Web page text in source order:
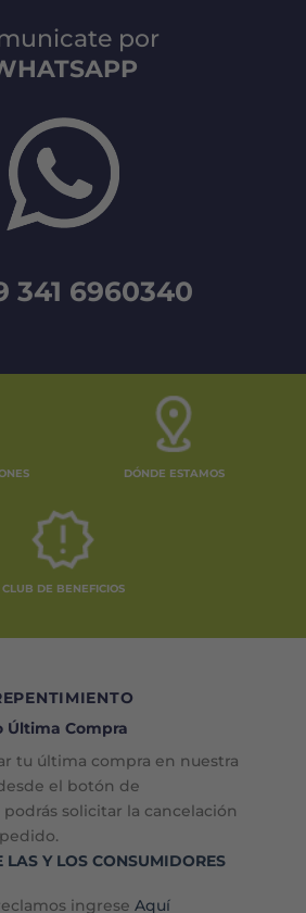
por
341 6960340
DÓNDE ESTAMOS
CLUB DE BENEFICIOS
Compra
tu última compra en nuestra
el botón de
solicitar la cancelación
LAS Y LOS CONSUMIDORES
ingrese Aquí